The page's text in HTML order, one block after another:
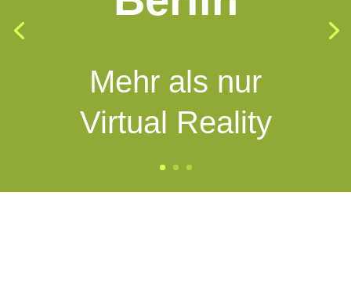
Mehr als nur
Virtual Reality